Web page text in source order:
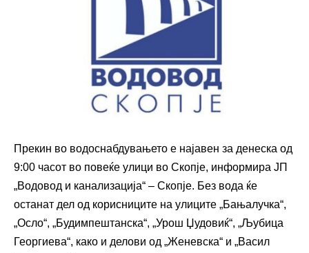
Прекин во водоснабдувањето е најавен за денеска од
9:00 часот во повеќе улици во Скопје, информира ЈП
„Водовод и канализација“ – Скопје. Без вода ќе
останат дел од корисниците на улиците „Бањалучка“,
„Осло“, „Будимпештанска“, „Урош Џудовиќ“, „Љубица
Георгиева“, како и делови од „Женевска“ и „Васил